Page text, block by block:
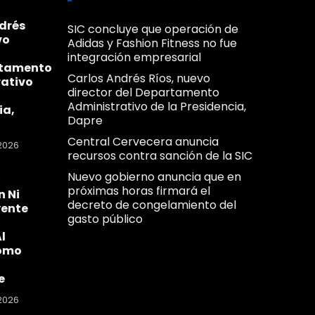
Ni
SIC concluye que operación de
Adidas y Fashion Fitness no fue
integración empresarial
Carlos Andrés Ríos, nuevo
director del Departamento
Administrativo de la Presidencia,
Dapre
Central Cervecera anuncia
recursos contra sanción de la SIC
Nuevo gobierno anuncia que en
próximas horas firmará el
decreto de congelamiento del
gasto público